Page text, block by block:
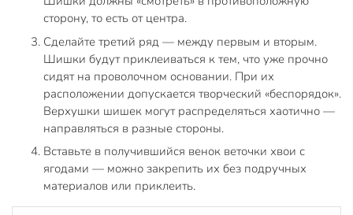
сторону, то есть от центра.
Сделайте третий ряд — между первым и вторым.
Шишки будут приклеиваться к тем, что уже прочно
сидят на проволочном основании. При их
расположении допускается творческий «беспорядок».
Верхушки шишек могут распределяться хаотично —
направляться в разные стороны.
Вставьте в получившийся венок веточки хвои с
ягодами — можно закрепить их без подручных
материалов или приклеить.